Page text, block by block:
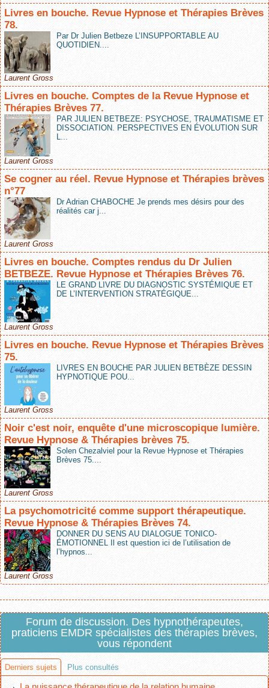
Livres en bouche. Revue Hypnose et Thérapies Brèves
78.
Par Dr Julien Betbeze L’INSUPPORTABLE AU
QUOTIDIEN....
Laurent Gross
Livres en bouche. Comptes de la Revue Hypnose et
Thérapies Brèves 77.
PAR JULIEN BETBEZE: PSYCHOSE, TRAUMATISME ET
DISSOCIATION. PERSPECTIVES EN ÉVOLUTION SUR
L...
Laurent Gross
Se cogner au réel. Revue Hypnose et Thérapies brèves
n°77
Dr Adrian CHABOCHE Je prends mes désirs pour des
réalités car j...
Laurent Gross
Livres en bouche. Comptes rendus du Dr Julien
BETBEZE. Revue Hypnose et Thérapies Brèves 76.
LE GRAND LIVRE DU DIAGNOSTIC SYSTÉMIQUE ET
DE L’INTERVENTION STRATÉGIQUE...
Laurent Gross
Livres en bouche. Revue Hypnose et Thérapies Brèves
75.
LIVRES EN BOUCHE PAR JULIEN BETBÈZE DESSIN
HYPNOTIQUE POU...
Laurent Gross
Noir c'est noir, enquête d'une microscopique lumière.
Revue Hypnose & Thérapies brèves 75.
Solen Chezalviel pour la Revue Hypnose et Thérapies
Brèves 75....
Laurent Gross
La psychomotricité comme support thérapeutique.
Revue Hypnose & Thérapies Brèves 74.
DONNER DU SENS AU DIALOGUE TONICO-
ÉMOTIONNEL Il est question ici de l’utilisation de
l’hypnos...
Laurent Gross
Forum de discussion. Des hypnothérapeutes,
praticiens EMDR spécialistes des thérapies brèves,
vous répondent
Derniers sujets Plus consultés